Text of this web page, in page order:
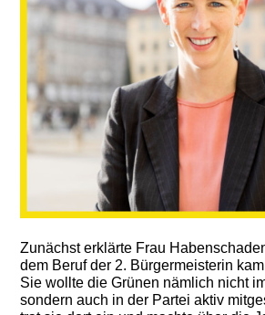
Zunächst erklärte Frau
dem Beruf der 2. Bürgermeisterin
Sie wollte die Grünen nämlich nicht
sondern auch in der Partei aktiv